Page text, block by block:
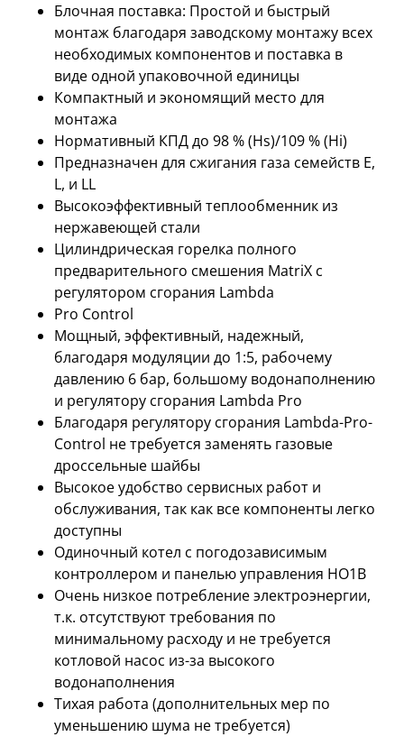
Блочная поставка: Простой и быстрый
монтаж благодаря заводскому монтажу всех
необходимых компонентов и поставка в
виде одной упаковочной единицы
Компактный и экономящий место для
монтажа
Нормативный КПД до 98 % (Hs)/109 % (Hi)
Предназначен для сжигания газа семейств E,
L, и LL
Высокоэффективный теплообменник из
нержавеющей стали
Цилиндрическая горелка полного
предварительного смешения MatriX с
регулятором сгорания Lambda
Pro Control
Мощный, эффективный, надежный,
благодаря модуляции до 1:5, рабочему
давлению 6 бар, большому водонаполнению
и регулятору сгорания Lambda Pro
Благодаря регулятору сгорания Lambda-Pro-
Control не требуется заменять газовые
дроссельные шайбы
Высокое удобство сервисных работ и
обслуживания, так как все компоненты легко
доступны
Одиночный котел с погодозависимым
контроллером и панелью управления HO1B
Очень низкое потребление электроэнергии,
т.к. отсутствуют требования по
минимальному расходу и не требуется
котловой насос из-за высокого
водонаполнения
Тихая работа (дополнительных мер по
уменьшению шума не требуется)